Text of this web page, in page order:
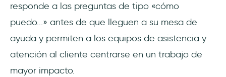
responde a las preguntas de tipo «cómo
puedo...» antes de que lleguen a su mesa de
ayuda y permiten a los equipos de asistencia y
atención al cliente centrarse en un trabajo de
mayor impacto.